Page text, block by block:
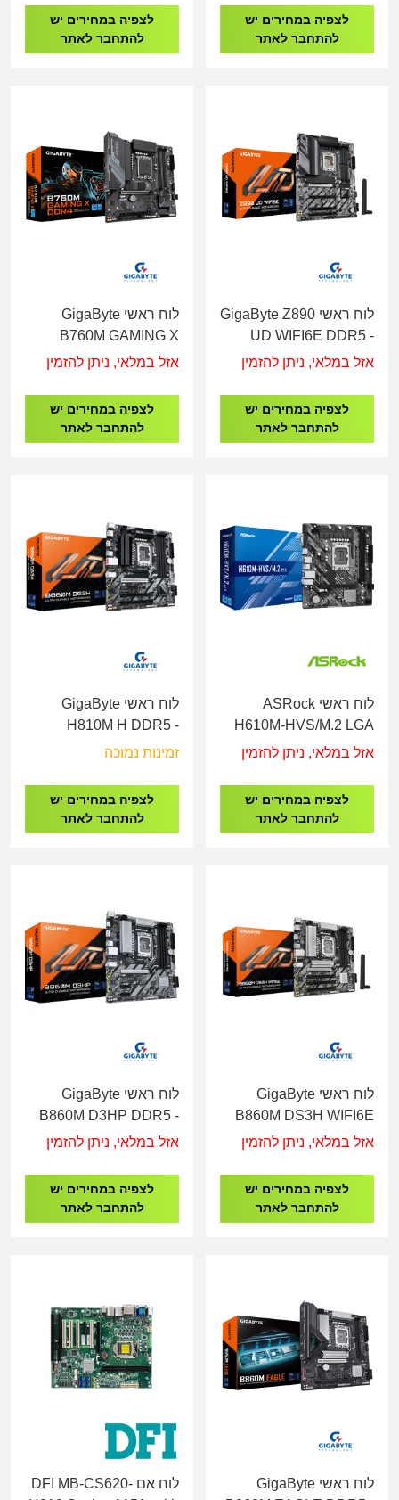
לצפיה במחירים יש
להתחבר לאתר
לצפיה במחירים יש
להתחבר לאתר
לוח ראשי GigaByte Z890
UD WIFI6E DDR5 -
Socket 1851
אזל במלאי, ניתן להזמין
לצפיה במחירים יש
להתחבר לאתר
לוח ראשי GigaByte
B760M GAMING X
DDR4 - Socket 1700
אזל במלאי, ניתן להזמין
לצפיה במחירים יש
להתחבר לאתר
לוח ראשי ASRock
H610M-HVS/M.2 LGA
1700
אזל במלאי, ניתן להזמין
לצפיה במחירים יש
להתחבר לאתר
לוח ראשי GigaByte
H810M H DDR5 -
Socket 1851
זמינות נמוכה
לצפיה במחירים יש
להתחבר לאתר
לוח ראשי GigaByte
B860M DS3H WIFI6E
DDR5 - Socket 1851
אזל במלאי, ניתן להזמין
לצפיה במחירים יש
להתחבר לאתר
לוח ראשי GigaByte
B860M D3HP DDR5 -
Socket 1851
אזל במלאי, ניתן להזמין
לצפיה במחירים יש
להתחבר לאתר
לוח ראשי GigaByte
לוח אם DFI MB-CS620-